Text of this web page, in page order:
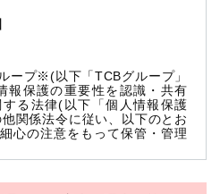
ープ※(以下「TCBグループ」
報保護の重要性を認識・共有
る法律(以下「個人情報保護
関係法令に従い、以下のとお
心の注意をもって保管・管理
総称していいます。